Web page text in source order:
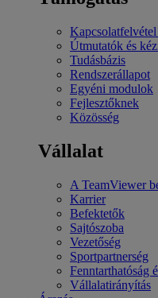
Kapcsolatfelvétel
Útmutatók és
Tudásbázis
Rendszerállapot
Egyéni modulok
Fejlesztőknek
Közösség
Vállalat
A TeamViewer
Karrier
Befektetők
Sajtószoba
Vezetőség
Sportpartnerség
Fenntarthatóság
Vállalatirányítás